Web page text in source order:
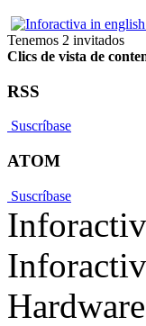
Tenemos 2 invitados
Clics de vista de
RSS
Suscríbase
ATOM
Suscríbase